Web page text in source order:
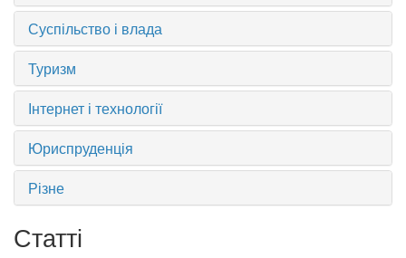
Суспільство і влада
Туризм
Інтернет і технології
Юриспруденція
Різне
Статті